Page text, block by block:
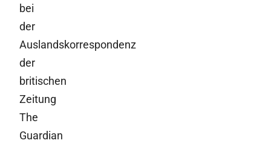
bei
der
Auslandskorrespondenz
der
britischen
Zeitung
The
Guardian